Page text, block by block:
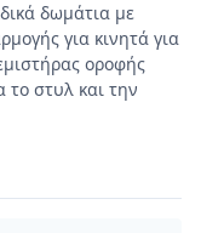
δωμάτια με
για κινητά για
οροφής
το στυλ και την